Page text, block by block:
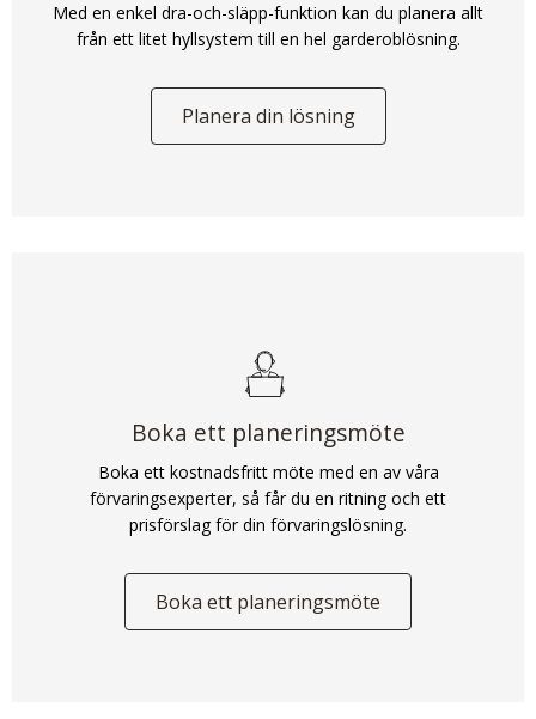
Med en enkel dra-och-släpp-funktion kan du planera allt
från ett litet hyllsystem till en hel garderoblösning.
Planera din lösning
Boka ett planeringsmöte
Boka ett kostnadsfritt möte med en av våra
förvaringsexperter, så får du en ritning och ett
prisförslag för din förvaringslösning.
Boka ett planeringsmöte